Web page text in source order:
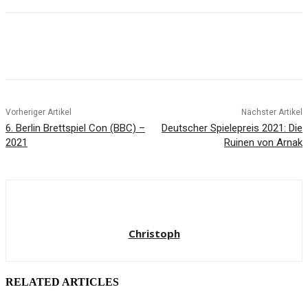
Vorheriger Artikel
6. Berlin Brettspiel Con (BBC) –
2021
Nächster Artikel
Deutscher Spielepreis 2021: Die
Ruinen von Arnak
Christoph
RELATED ARTICLES